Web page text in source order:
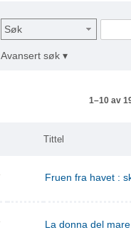
Søk
Avansert søk ▾
1–10 av
Tittel
Fruen fra havet :
La donna del mare